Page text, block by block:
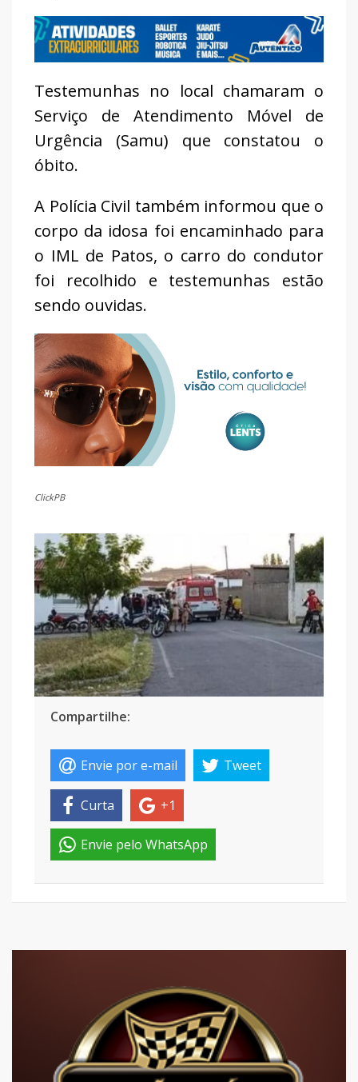
Testemunhas no local chamaram o
Serviço de Atendimento Móvel de
Urgência (Samu) que constatou o
óbito.
A Polícia Civil também informou que o
corpo da idosa foi encaminhado para
o IML de Patos, o carro do condutor
foi recolhido e testemunhas estão
sendo ouvidas.
ClickPB
Compartilhe:
Envie por e-mail Tweet
Curta +1
Envie pelo WhatsApp